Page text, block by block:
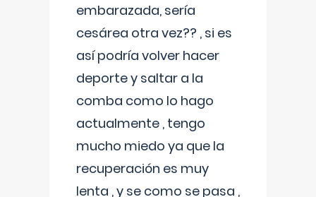
embarazada, sería
cesárea otra vez?? , si es
así podría volver hacer
deporte y saltar a la
comba como lo hago
actualmente , tengo
mucho miedo ya que la
recuperación es muy
lenta , y se como se pasa ,